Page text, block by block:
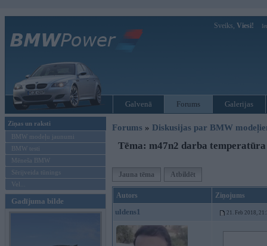
Sveiks, Viesi!
Galvenā Forums Galerijas
Ziņas un raksti
BMW modeļu jaunumi
BMW testi
Mēneša BMW
Sērijveida tūnings
Vel...
Gadījuma bilde
Forums » Diskusijas par BMW
Tēma: m47n2 darba
Jauna tēma Atbildēt
Autors Ziņojums
uldens1 21. Feb 2018,